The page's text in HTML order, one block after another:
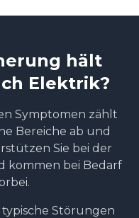
hält
Elektrik?
Symptomen zählt
Bereiche ab und
Sie bei der
kommen bei Bedarf
Störungen